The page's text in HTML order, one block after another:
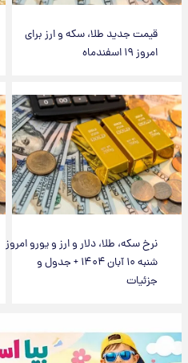
قیمت جدید طلا، سکه و ارز برای
امروز ۱۹ اسفندماه
نرخ سکه، طلا، دلار و ارز و یورو امروز
شنبه ۱۰ آبان ۱۴۰۴ + جدول و
جزئیات